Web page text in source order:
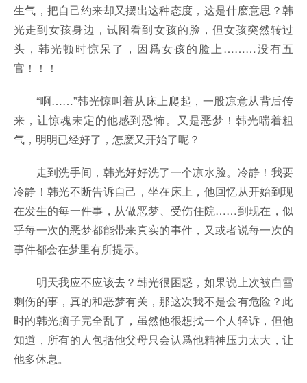
生气，把自己约来却又摆出这种态度，这是什麽意思？韩
光走到女孩身边，试图看到女孩的脸，但女孩突然转过
头，韩光顿时惊呆了，因爲女孩的脸上………没有五
官！！！
“啊……”韩光惊叫着从床上爬起，一股凉意从背后传
来，让惊魂未定的他感到恐怖。又是恶梦！韩光喘着粗
气，明明已经好了，怎麽又开始了呢？
走到洗手间，韩光好好洗了一个凉水脸。冷静！我要
冷静！韩光不断告诉自己，坐在床上，他回忆从开始到现
在发生的每一件事，从做恶梦、受伤住院……到现在，似
乎每一次的恶梦都能带来真实的事件，又或者说每一次的
事件都会在梦里有所提示。
明天我应不应该去？韩光很困惑，如果说上次被白雪
刺伤的事，真的和恶梦有关，那这次我不是会有危险？此
时的韩光脑子完全乱了，虽然他很想找一个人轻诉，但他
知道，所有的人包括他父母只会认爲他精神压力太大，让
他多休息。